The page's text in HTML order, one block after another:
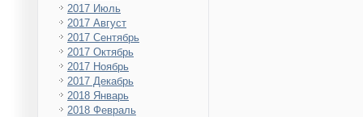
2017 Июль
2017 Август
2017 Сентябрь
2017 Октябрь
2017 Ноябрь
2017 Декабрь
2018 Январь
2018 Февраль